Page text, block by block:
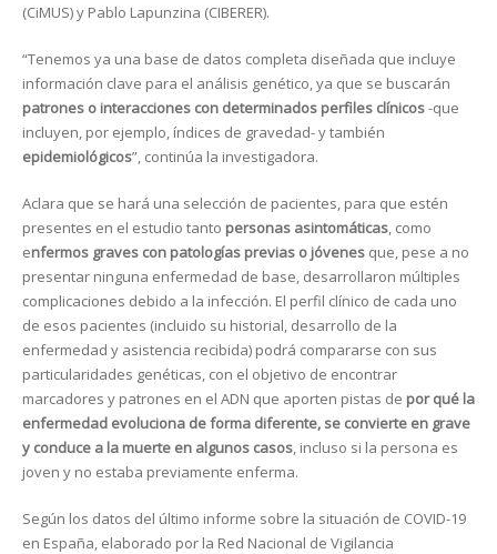
(CiMUS) y Pablo Lapunzina (CIBERER).
“Tenemos ya una base de datos completa diseñada que incluye
información clave para el análisis genético, ya que se buscarán
patrones o interacciones con determinados perfiles clínicos-que
incluyen, por ejemplo, índices de gravedad- y también
epidemiológicos”, continúa la investigadora.
Aclara que se hará una selección de pacientes, para que estén
presentes en el estudio tanto personas asintomáticas, como
enfermos graves con patologías previas o jóvenes que, pese a no
presentar ninguna enfermedad de base, desarrollaron múltiples
complicaciones debido a la infección. El perfil clínico de cada uno
de esos pacientes (incluido su historial, desarrollo de la
enfermedad y asistencia recibida) podrá compararse con sus
particularidades genéticas, con el objetivo de encontrar
marcadores y patrones en el ADN que aporten pistas de por qué la
enfermedad evoluciona de forma diferente, se convierte en grave
y conduce a la muerte en algunos casos, incluso si la persona es
joven y no estaba previamente enferma.
Según los datos del último informe sobre la situación de COVID-19
en España, elaborado por la Red Nacional de Vigilancia